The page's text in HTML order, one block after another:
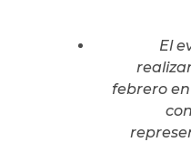
El
febrero